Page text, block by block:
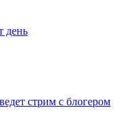
день
стрим с блогером